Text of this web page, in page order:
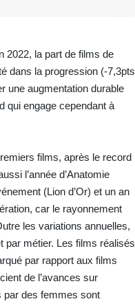
2022, la part de films de
dans la progression (-7,3pts
une augmentation durable
qui engage cependant à
films, après le record
l’année d’Anatomie
(Lion d’Or) et un an
car le rayonnement
les variations annuelles,
par métier. Les films réalisés
par rapport aux films
de l’avances sur
par des femmes sont